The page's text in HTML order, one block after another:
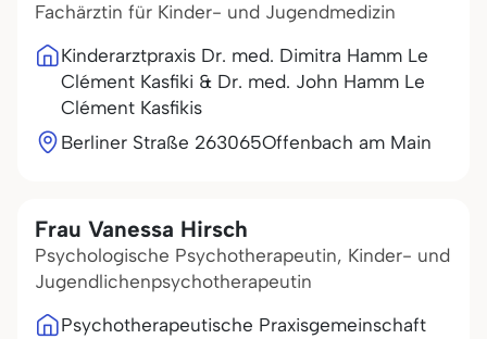
Fachärztin für Kinder- und Jugendmedizin
Kinderarztpraxis Dr. med. Dimitra Hamm Le
Clément Kasfiki & Dr. med. John Hamm Le
Clément Kasfikis
Berliner Straße 263065Offenbach am Main
Frau Vanessa Hirsch
Psychologische Psychotherapeutin, Kinder- und
Jugendlichenpsychotherapeutin
Psychotherapeutische Praxisgemeinschaft